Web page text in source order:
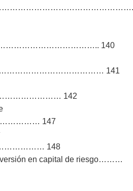
140
141
142
147
148
en capital de riesgo………